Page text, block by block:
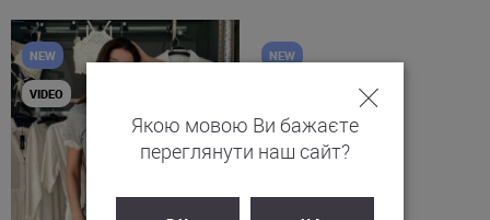
NEW
VIDEO
NEW
Якою мовою Ви бажаєте
переглянути наш сайт?